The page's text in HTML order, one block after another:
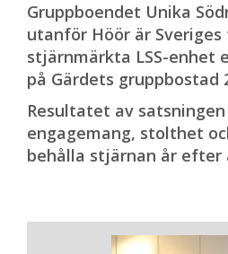
Gruppboendet Unika
utanför Höör är Sveriges
stjärnmärkta LSS-
på Gärdets gruppbostad
Resultatet av
engagemang, stolthet
behålla stjärnan år efter